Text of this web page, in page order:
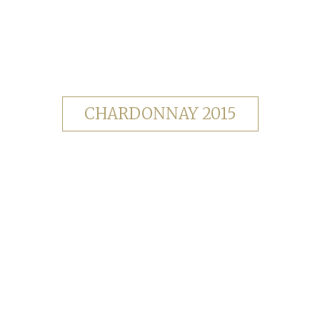
CHARDONNAY 2015